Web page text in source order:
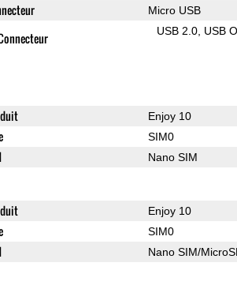
Micro USB
USB 2.0 USB
Enjoy 10
SIM0
Nano SIM
Enjoy 10
SIM0
Nano SIM/